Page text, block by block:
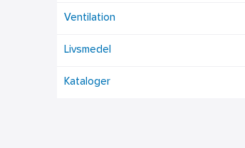
Ventilation
Livsmedel
Kataloger